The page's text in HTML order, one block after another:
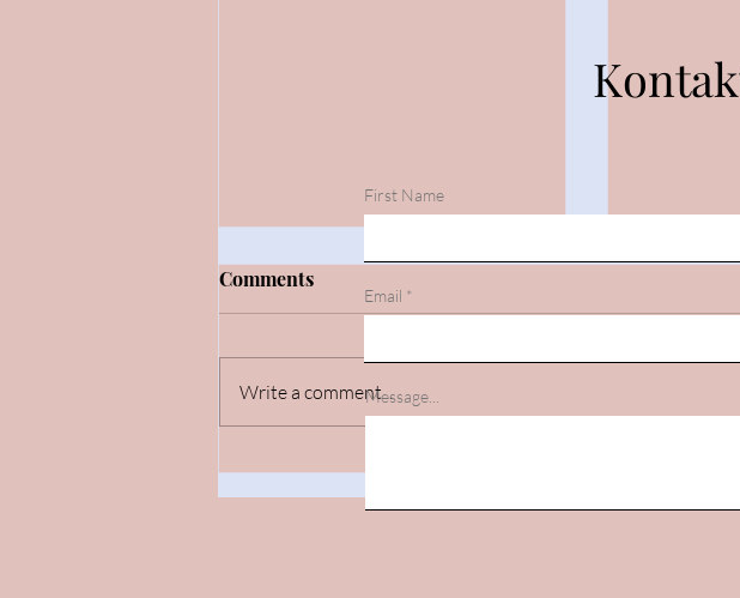
Errepideak / carreteras
Comments
Write a comment...
First Name
Email
Message...